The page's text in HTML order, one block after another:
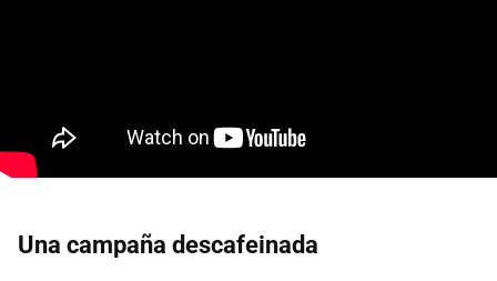
Una campaña descafeinada